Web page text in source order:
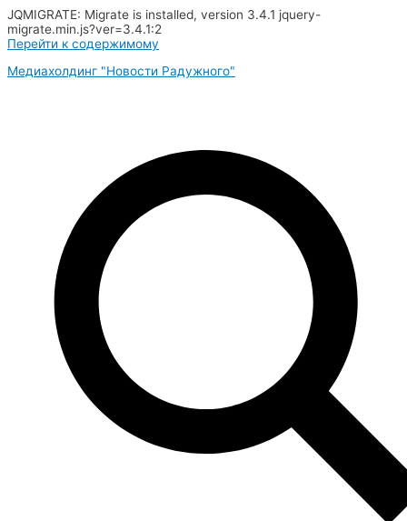
JQMIGRATE: Migrate is installed, version 3.4.1 jquery-
migrate.min.js?ver=3.4.1:2
Перейти к содержимому
Медиахолдинг "Новости Радужного"